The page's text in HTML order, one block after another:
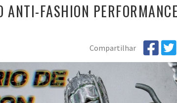
ANTI-FASHION PERFORMANCE
Compartilhar